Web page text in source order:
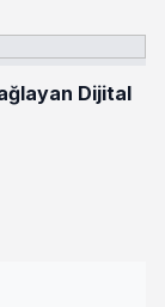
Dijital